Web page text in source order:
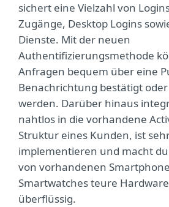
sichert eine Vielzahl von
Zugänge, Desktop Logins
Dienste. Mit der neuen
Authentifizierungsmethode
Anfragen bequem über eine
Benachrichtung bestätigt
werden. Darüber hinaus
nahtlos in die vorhandene
Struktur eines Kunden, ist
implementieren und macht
von vorhandenen
Smartwatches teure
überflüssig.